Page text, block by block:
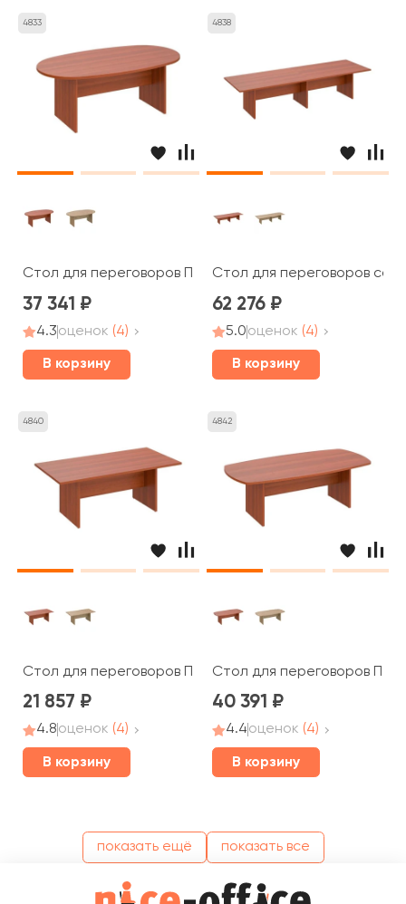
4833
Стол для переговоров ПТ 136 Patriot
37 341
4.3оценок (4)
В корзину
4838
Стол для переговоров
62 276
5.0оценок (4)
В корзину
4840
Стол для переговоров ПТ 783 Patriot
21 857
4.8оценок (4)
В корзину
4842
Стол для переговоров ПТ
40 391
4.4оценок (4)
В корзину
показать ещё показать все